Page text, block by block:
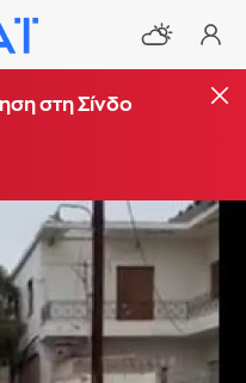
στη Σίνδο